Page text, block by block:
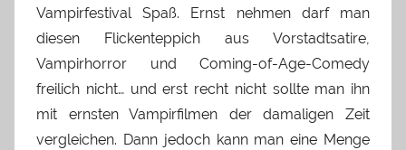
Vampirfestival Spaß. Ernst nehmen darf man
diesen Flickenteppich aus Vorstadtsatire,
Vampirhorror und Coming-of-Age-Comedy
freilich nicht… und erst recht nicht sollte man ihn
mit ernsten Vampirfilmen der damaligen Zeit
vergleichen. Dann jedoch kann man eine Menge